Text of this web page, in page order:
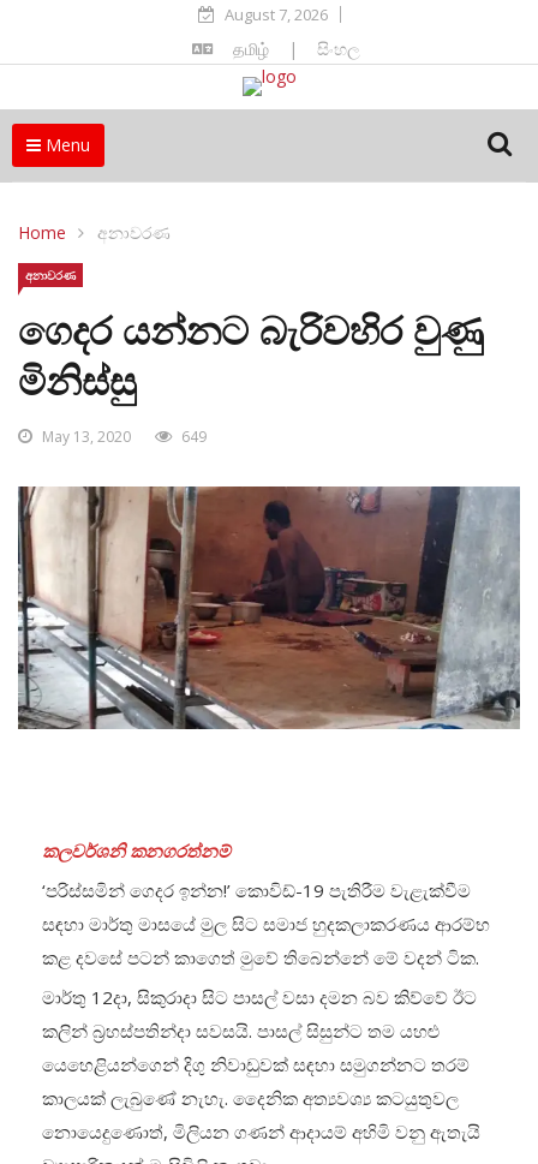
August 7, 2026
தமிழ் | සිංහල
Menu
Home අනාවරණ
අනාවරණ
ගෙදර යන්නට බැරිවහිර වුණු
මිනිස්සු
May 13, 2020 649
කලවර්ශනි කනගරත්නම්
‘පරිස්සමින් ගෙදර ඉන්න!’ කොවිඩ්-19 පැතිරීම වැළැක්වීම
සඳහා මාර්තු මාසයේ මුල සිට සමාජ හුදකලාකරණය ආරම්භ
කළ දවසේ පටන් කාගෙත් මුවේ තිබෙන්නේ මේ වදන් ටික.
මාර්තු 12දා, සිකුරාදා සිට පාසල් වසා දමන බව කිව්වේ ඊට
කලින් බ්‍රහස්පතින්දා සවසයි. පාසල් සිසුන්ට තම යහළු
යෙහෙළියන්ගෙන් දිගු නිවාඩුවක් සඳහා සමුගන්නට තරම්
කාලයක් ලැබුණේ නැහැ. දෛනික අත්‍යවශ්‍ය කටයුතුවල
නොයෙදුණොත්, මිලියන ගණන් ආදායම් අහිමි වනු ඇතැයි